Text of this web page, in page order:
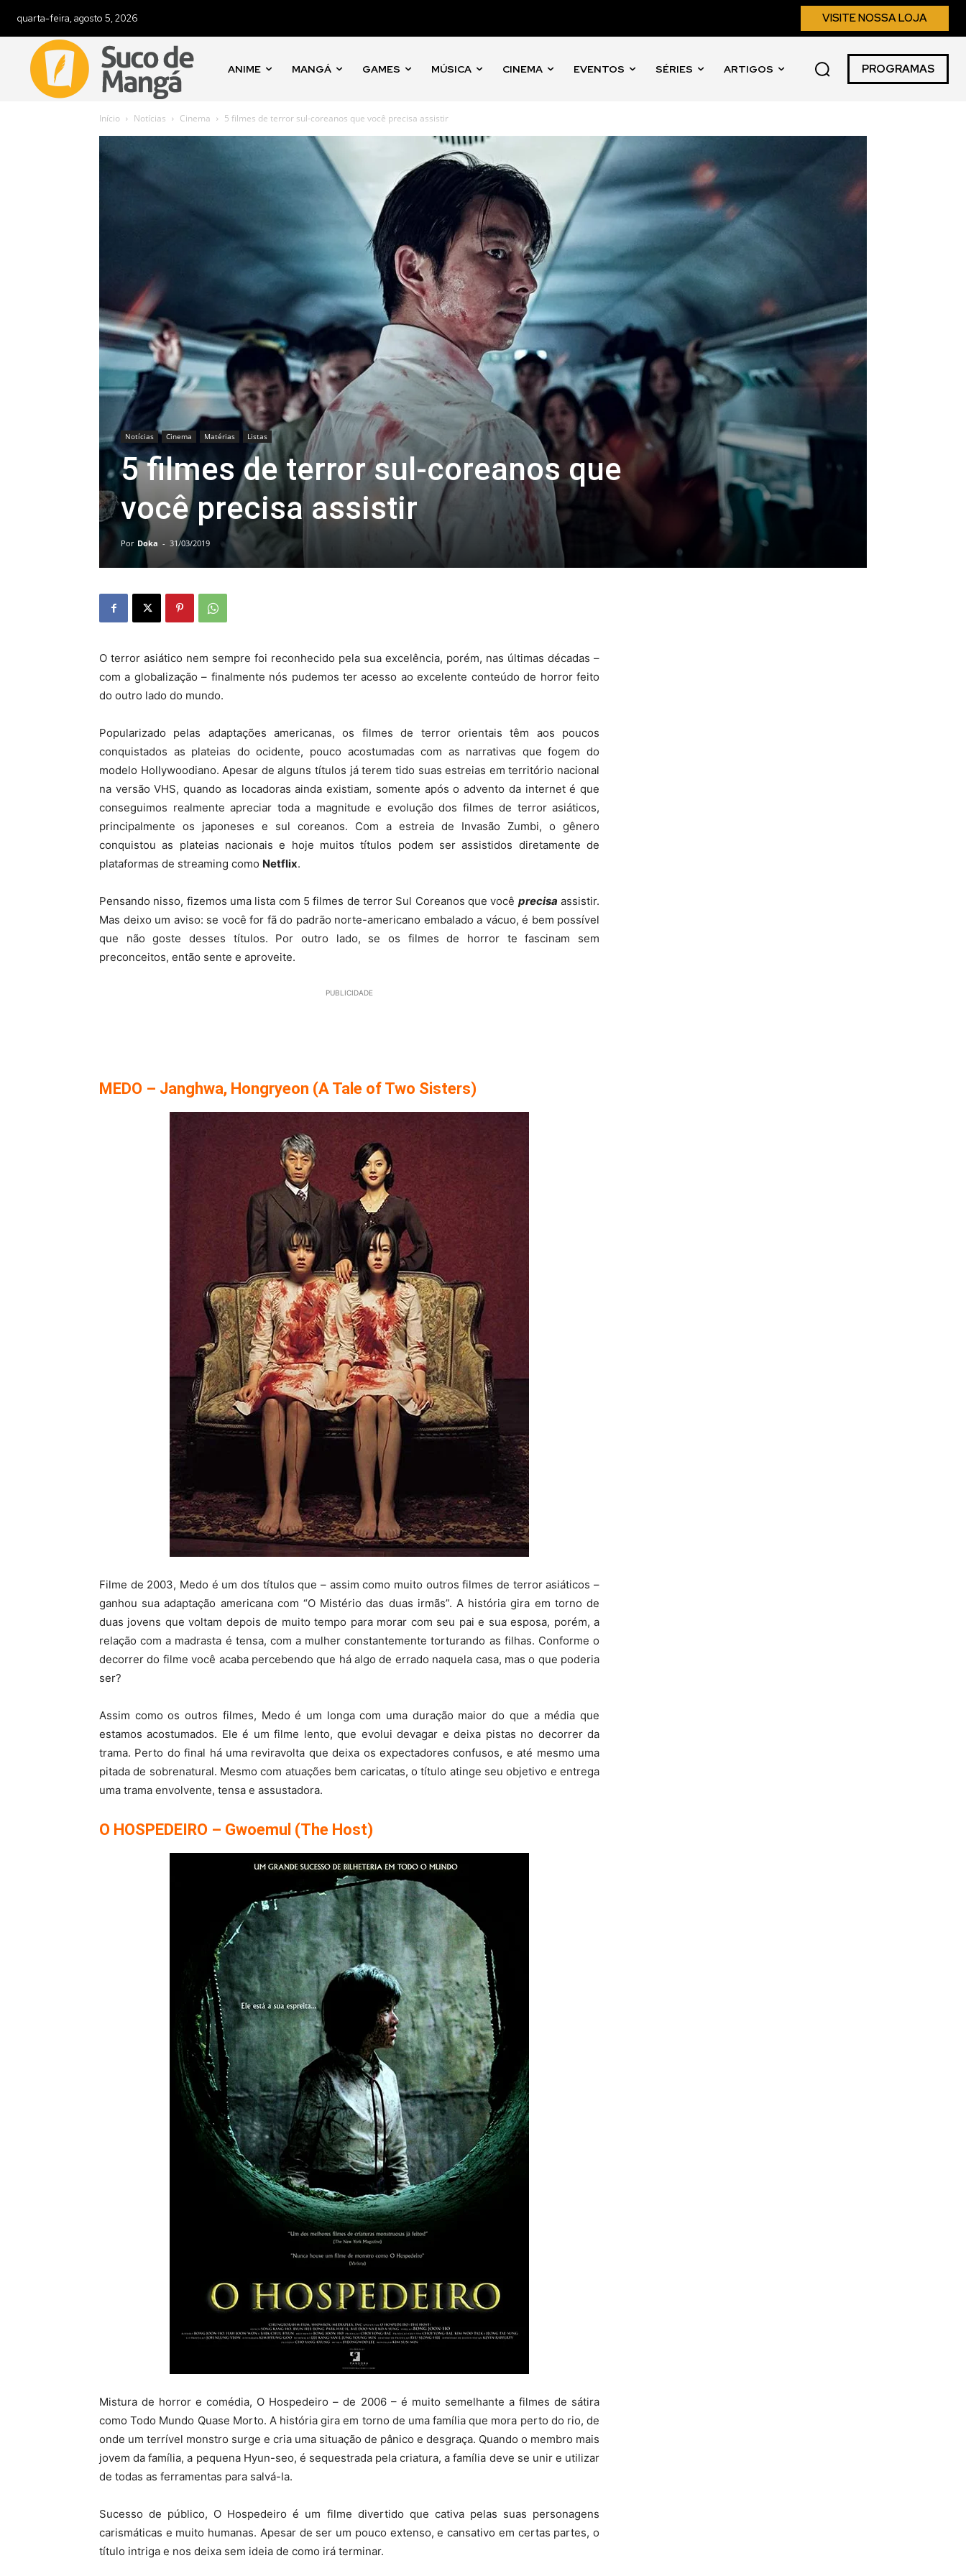
quarta-feira, agosto 5, 2026 VISITE NOSSA LOJA
ANIME MANGÁ GAMES MÚSICA CINEMA EVENTOS SÉRIES ARTIGOS PROGRAMAS
Início Notícias Cinema 5 filmes de terror sul-coreanos que você precisa assistir
Notícias Cinema Matérias Listas
5 filmes de terror sul-coreanos que
você precisa assistir
Por Doka - 31/03/2019
O terror asiático nem sempre foi reconhecido pela sua excelência, porém, nas últimas décadas –
com a globalização – finalmente nós pudemos ter acesso ao excelente conteúdo de horror feito
do outro lado do mundo.
Popularizado pelas adaptações americanas, os filmes de terror orientais têm aos poucos
conquistados as plateias do ocidente, pouco acostumadas com as narrativas que fogem do
modelo Hollywoodiano. Apesar de alguns títulos já terem tido suas estreias em território nacional
na versão VHS, quando as locadoras ainda existiam, somente após o advento da internet é que
conseguimos realmente apreciar toda a magnitude e evolução dos filmes de terror asiáticos,
principalmente os japoneses e sul coreanos. Com a estreia de Invasão Zumbi, o gênero
conquistou as plateias nacionais e hoje muitos títulos podem ser assistidos diretamente de
plataformas de streaming como Netflix.
Pensando nisso, fizemos uma lista com 5 filmes de terror Sul Coreanos que você precisa assistir.
Mas deixo um aviso: se você for fã do padrão norte-americano embalado a vácuo, é bem possível
que não goste desses títulos. Por outro lado, se os filmes de horror te fascinam sem
preconceitos, então sente e aproveite.
PUBLICIDADE
MEDO – Janghwa, Hongryeon (A Tale of Two Sisters)
Filme de 2003, Medo é um dos títulos que – assim como muito outros filmes de terror asiáticos –
ganhou sua adaptação americana com “O Mistério das duas irmãs”. A história gira em torno de
duas jovens que voltam depois de muito tempo para morar com seu pai e sua esposa, porém, a
relação com a madrasta é tensa, com a mulher constantemente torturando as filhas. Conforme o
decorrer do filme você acaba percebendo que há algo de errado naquela casa, mas o que poderia
ser?
Assim como os outros filmes, Medo é um longa com uma duração maior do que a média que
estamos acostumados. Ele é um filme lento, que evolui devagar e deixa pistas no decorrer da
trama. Perto do final há uma reviravolta que deixa os expectadores confusos, e até mesmo uma
pitada de sobrenatural. Mesmo com atuações bem caricatas, o título atinge seu objetivo e entrega
uma trama envolvente, tensa e assustadora.
O HOSPEDEIRO – Gwoemul (The Host)
Mistura de horror e comédia, O Hospedeiro – de 2006 – é muito semelhante a filmes de sátira
como Todo Mundo Quase Morto. A história gira em torno de uma família que mora perto do rio, de
onde um terrível monstro surge e cria uma situação de pânico e desgraça. Quando o membro mais
jovem da família, a pequena Hyun-seo, é sequestrada pela criatura, a família deve se unir e utilizar
de todas as ferramentas para salvá-la.
Sucesso de público, O Hospedeiro é um filme divertido que cativa pelas suas personagens
carismáticas e muito humanas. Apesar de ser um pouco extenso, e cansativo em certas partes, o
título intriga e nos deixa sem ideia de como irá terminar.